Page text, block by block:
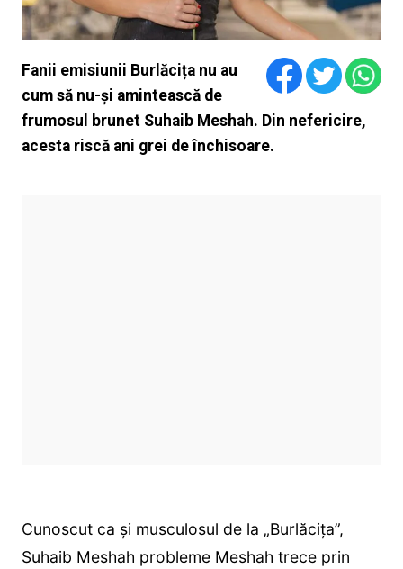
Fanii emisiunii Burlăcița nu au
cum să nu-și amintească de
frumosul brunet Suhaib Meshah. Din nefericire,
acesta riscă ani grei de închisoare.
Cunoscut ca și musculosul de la „Burlăcița”,
Suhaib Meshah probleme Meshah trece prin